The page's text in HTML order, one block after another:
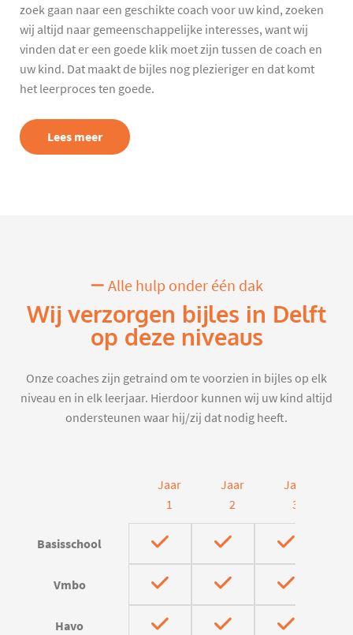
zoek gaan naar een geschikte coach voor uw kind, zoeken
wij altijd naar gemeenschappelijke interesses, want wij
vinden dat er een goede klik moet zijn tussen de coach en
uw kind. Dat maakt de bijles nog plezieriger en dat komt
het leerproces ten goede.
Lees meer
Alle hulp onder één dak
Wij verzorgen bijles in Delft
op deze niveaus
Onze coaches zijn getraind om te voorzien in bijles op elk
niveau en in elk leerjaar. Hierdoor kunnen wij uw kind altijd
ondersteunen waar hij/zij dat nodig heeft.
Jaar
1
Jaar
2
Jaar
3
Basisschool
Vmbo
Havo